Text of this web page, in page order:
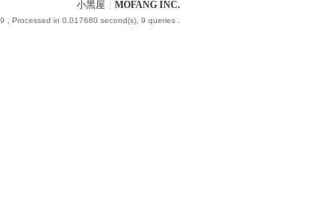
小黑屋 MOFANG INC.
, Processed in 0.017680 second(s), 9 queries .